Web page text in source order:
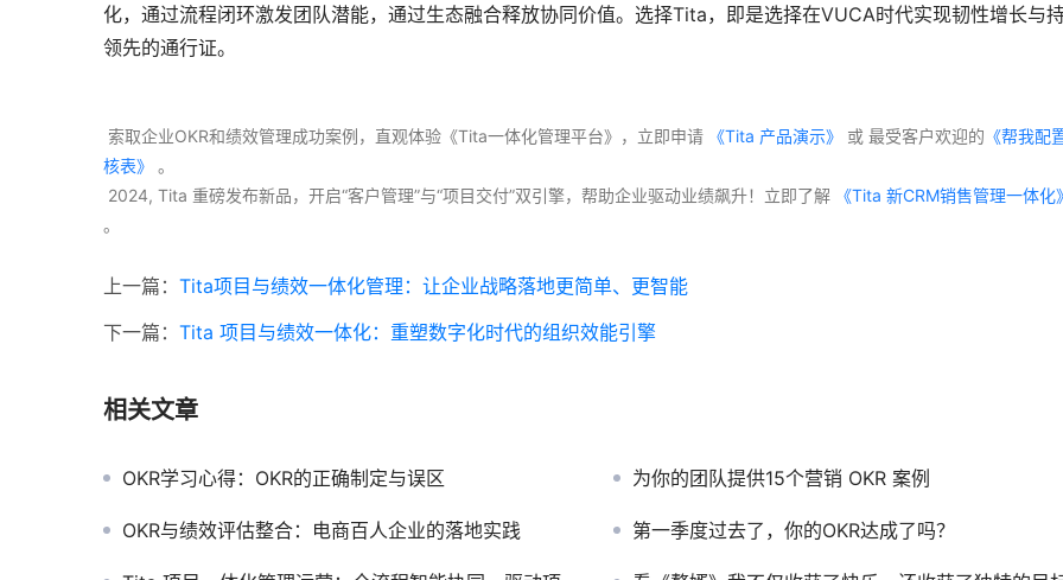
化，通过流程闭环激发团队潜能，通过生态融合释放协同价值。选择Tita，即是选择在VUCA时代实现韧性增长与
领先的通行证。
索取企业OKR和绩效管理成功案例，直观体验《Tita一体化管理平台》，立即申请 《Tita 产品演示》 或 最受客户欢迎的 《帮我配
核表》
。
2024, Tita 重磅发布新品，开启“客户管理”与“项目交付”双引擎，帮助企业驱动业绩飙升！立即了解
。
上一篇： Tita项目与绩效一体化管理：让企业战略落地更简单、更智能
下一篇： Tita 项目与绩效一体化：重塑数字化时代的组织效能引擎
相关文章
OKR学习心得：OKR的正确制定与误区 为你的团队提供15个营销 OKR 案例
OKR与绩效评估整合：电商百人企业的落地实践 第一季度过去了，你的OKR达成了吗？